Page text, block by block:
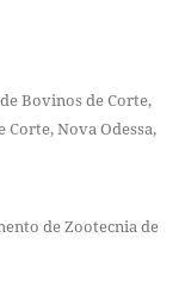
Bovinos de Corte,
Corte, Nova Odessa,
de Zootecnia de